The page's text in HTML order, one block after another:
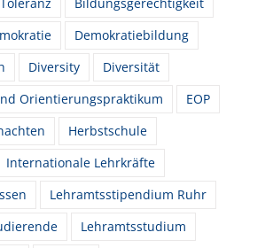
Demokratiebildung
Diversity
Diversität
Orientierungspraktikum
EOP
Herbstschule
Internationale Lehrkräfte
Lehramtsstipendium Ruhr
Lehramtsstudium